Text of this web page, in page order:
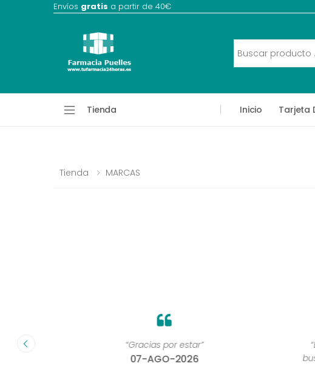
Envíos gratis a partir de 40€
Tienda Inicio Tarjeta
Tienda MARCAS
“Gracias por estar”
07-AGO-2026